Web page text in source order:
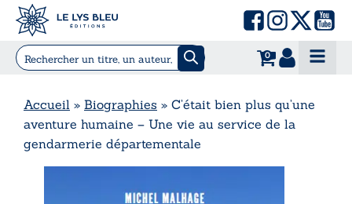
0
Accueil » Biographies » C’était bien plus qu’une
aventure humaine – Une vie au service de la
gendarmerie départementale